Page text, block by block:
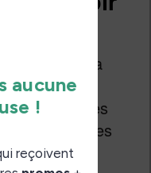
entre la
écran 6
de 8 pouces
7 pouces